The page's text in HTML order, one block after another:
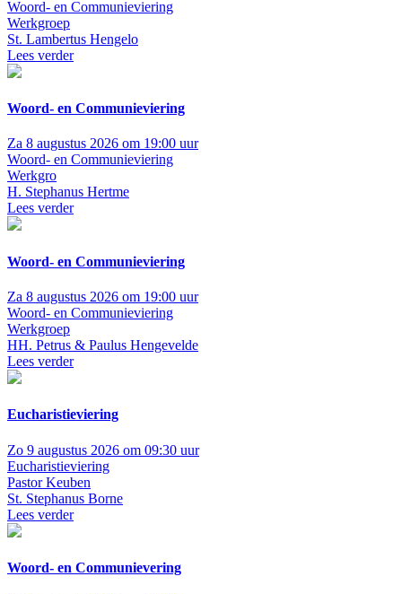
Woord- en Communieviering
Werkgroep
St. Lambertus Hengelo
Lees verder
Woord- en Communieviering
Za 8 augustus 2026 om 19:00 uur
Woord- en Communieviering
Werkgro
H. Stephanus Hertme
Lees verder
Woord- en Communieviering
Za 8 augustus 2026 om 19:00 uur
Woord- en Communieviering
Werkgroep
HH. Petrus & Paulus Hengevelde
Lees verder
Eucharistieviering
Zo 9 augustus 2026 om 09:30 uur
Eucharistieviering
Pastor Keuben
St. Stephanus Borne
Lees verder
Woord- en Communievering